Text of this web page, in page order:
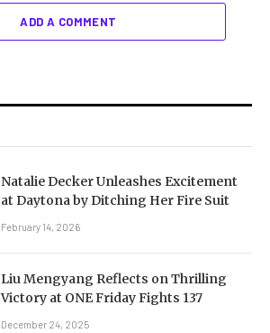
ADD A COMMENT
Natalie Decker Unleashes Excitement
at Daytona by Ditching Her Fire Suit
February 14, 2026
Liu Mengyang Reflects on Thrilling
Victory at ONE Friday Fights 137
December 24, 2025